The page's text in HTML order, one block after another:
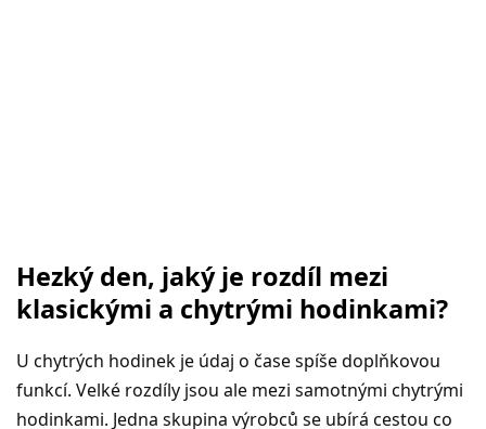
Hezký den, jaký je rozdíl mezi
klasickými a chytrými hodinkami?
U chytrých hodinek je údaj o čase spíše doplňkovou
funkcí. Velké rozdíly jsou ale mezi samotnými chytrými
hodinkami. Jedna skupina výrobců se ubírá cestou co